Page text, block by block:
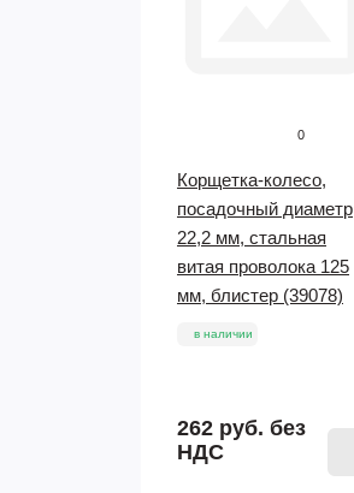
0
Корщетка-колесо,
посадочный диаметр
22,2 мм, стальная
витая проволока 125
мм, блистер (39078)
в наличии
262 руб. без
НДС